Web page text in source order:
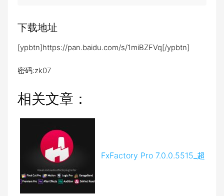
下载地址
[ypbtn]https://pan.baidu.com/s/1miBZFVq[/ypbtn]
密码:zk07
相关文章：
FxFactory Pro 7.0.0.5515_超